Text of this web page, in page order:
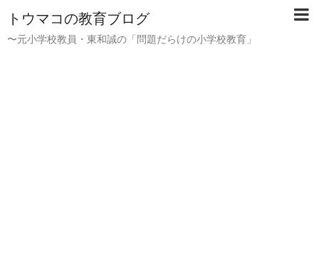
トウマコの教育ブログ
〜元小学校教員・東和誠の「問題だらけの小学校教育」